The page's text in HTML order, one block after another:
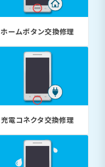
ホームボタン交換修理
充電コネクタ交換修理